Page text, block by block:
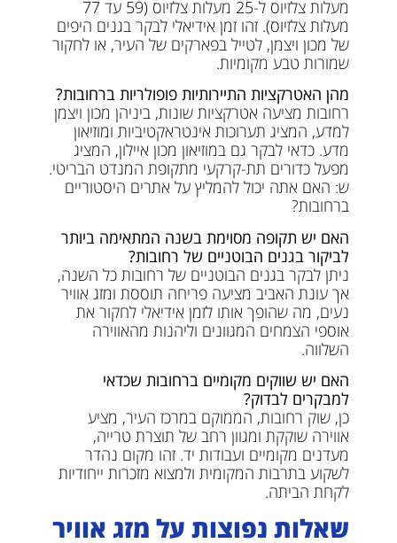
מעלות צלזיוס ל-25 מעלות צלזיוס (59 עד 77
מעלות צלזיוס). זהו זמן אידיאלי לבקר בגנים היפים
של מכון ויצמן, לטייל בפארקים של העיר, או לחקור
שמורות טבע מקומיות.
מהן האטרקציות התיירותיות פופולריות ברחובות?
רחובות מציעה אטרקציות שונות, ביניהן מכון ויצמן
למדע, המציג תערוכות אינטראקטיביות ומוזיאון
מדע. כדאי לבקר גם במוזיאון מכון איילון, המציג
מפעל כדורים תת-קרקעי מתקופת המנדט הבריטי.
ש: האם אתה יכול להמליץ ​​על אתרים היסטוריים
ברחובות?
האם יש תקופה מסוימת בשנה המתאימה ביותר
לביקור בגנים הבוטניים של רחובות?
ניתן לבקר בגנים הבוטניים של רחובות כל השנה,
אך עונת האביב מציעה פריחה תוססת ומזג אוויר
נעים, מה שהופך אותו לזמן אידיאלי לחקור את
אוספי הצמחים המגוונים וליהנות מהאווירה
השלווה.
האם יש שווקים מקומיים ברחובות שכדאי
למבקרים לבדוק?
כן, שוק רחובות, הממוקם במרכז העיר, מציע
אווירה שוקקת ומגוון רחב של תוצרת טרייה,
מעדנים מקומיים ועבודות יד. זהו מקום נהדר
לשקוע בתרבות המקומית ולמצוא מזכרות ייחודיות
לקחת הביתה.
שאלות נפוצות על מזג אוויר